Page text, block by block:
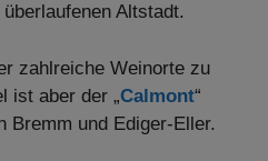
Altstadt.
zahlreiche Weinorte zu
ist aber der „Calmont“
Bremm und Ediger-Eller.